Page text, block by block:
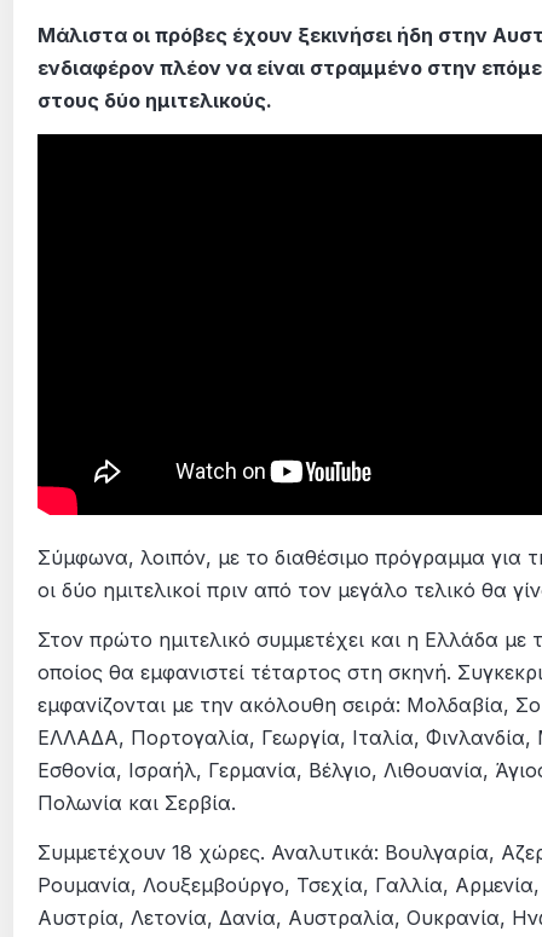
Μάλιστα οι πρόβες έχουν ξεκινήσει ήδη στην
ενδιαφέρον πλέον να είναι στραμμένο στην
στους δύο ημιτελικούς.
Σύμφωνα, λοιπόν, με το διαθέσιμο πρόγραμμα για
οι δύο ημιτελικοί πριν από τον μεγάλο τελικό θα
Στον πρώτο ημιτελικό συμμετέχει και η Ελλάδα με
οποίος θα εμφανιστεί τέταρτος στη σκηνή.
εμφανίζονται με την ακόλουθη σειρά: Μολδαβία,
ΕΛΛΑΔΑ, Πορτογαλία, Γεωργία, Ιταλία,
Εσθονία, Ισραήλ, Γερμανία, Βέλγιο, Λιθουανία,
Πολωνία και Σερβία.
Συμμετέχουν 18 χώρες. Αναλυτικά: Βουλγαρία,
Ρουμανία, Λουξεμβούργο, Τσεχία, Γαλλία,
Αυστρία, Λετονία, Δανία, Αυστραλία, Ουκρανία,